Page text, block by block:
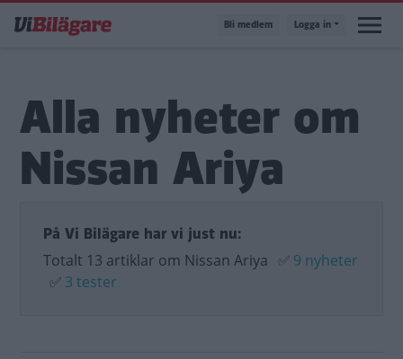
till
Bli medlem Logga in
Alla nyheter om
Nissan Ariya
På Vi Bilägare har vi just nu:
Totalt 13 artiklar om Nissan Ariya ✅ 9 nyheter
✅ 3 tester